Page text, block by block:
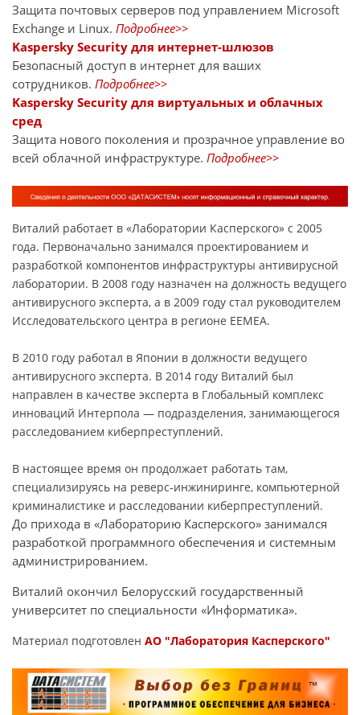
Защита почтовых серверов под управлением Microsoft
Exchange и Linux. Подробнее>>
Kaspersky Security для интернет-шлюзов
Безопасный доступ в интернет для ваших
сотрудников. Подробнее>>
Kaspersky Security для виртуальных и облачных
сред
Защита нового поколения и прозрачное управление во
всей облачной инфраструктуре. Подробнее>>
Виталий работает в «Лаборатории Касперского» с 2005
года. Первоначально занимался проектированием и
разработкой компонентов инфраструктуры антивирусной
лаборатории. В 2008 году назначен на должность ведущего
антивирусного эксперта, а в 2009 году стал руководителем
Исследовательского центра в регионе EEMEA.
В 2010 году работал в Японии в должности ведущего
антивирусного эксперта. В 2014 году Виталий был
направлен в качестве эксперта в Глобальный комплекс
инноваций Интерпола — подразделения, занимающегося
расследованием киберпреступлений.
В настоящее время он продолжает работать там,
специализируясь на реверс-инжиниринге, компьютерной
криминалистике и расследовании киберпреступлений.
До прихода в «Лабораторию Касперского» занимался
разработкой программного обеспечения и системным
администрированием.
Виталий окончил Белорусский государственный
университет по специальности «Информатика».
Материал подготовлен АО "Лаборатория Касперского"